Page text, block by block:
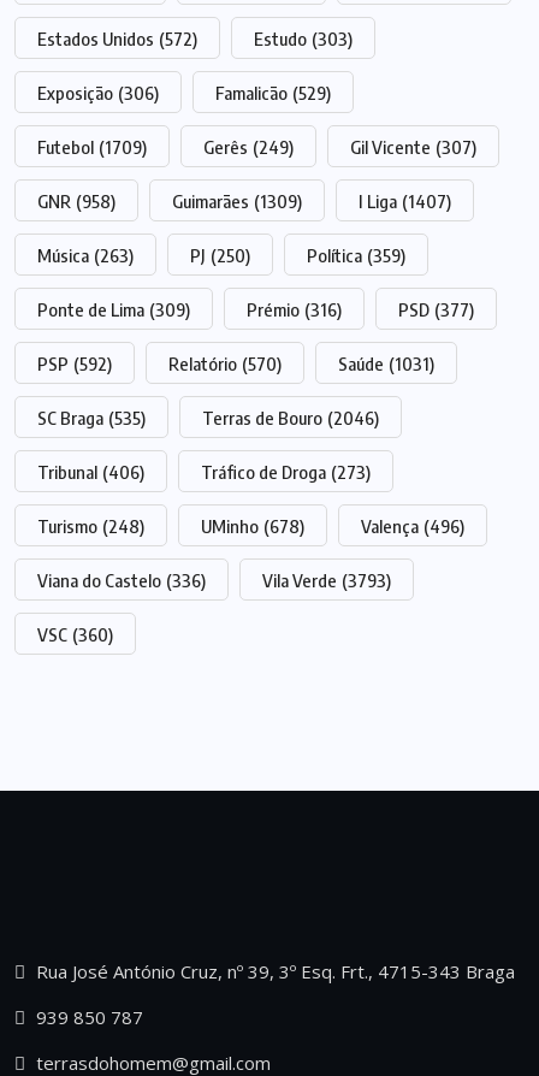
Estados Unidos (572) Estudo (303)
Exposição (306) Famalicão (529)
Futebol (1709) Gerês (249) Gil Vicente (307)
GNR (958) Guimarães (1309) I Liga (1407)
Música (263) PJ (250) Política (359)
Ponte de Lima (309) Prémio (316) PSD (377)
PSP (592) Relatório (570) Saúde (1031)
SC Braga (535) Terras de Bouro (2046)
Tribunal (406) Tráfico de Droga (273)
Turismo (248) UMinho (678) Valença (496)
Viana do Castelo (336) Vila Verde (3793)
VSC (360)
Rua José António Cruz, nº 39, 3º Esq. Frt., 4715-343 Braga
939 850 787
terrasdohomem@gmail.com